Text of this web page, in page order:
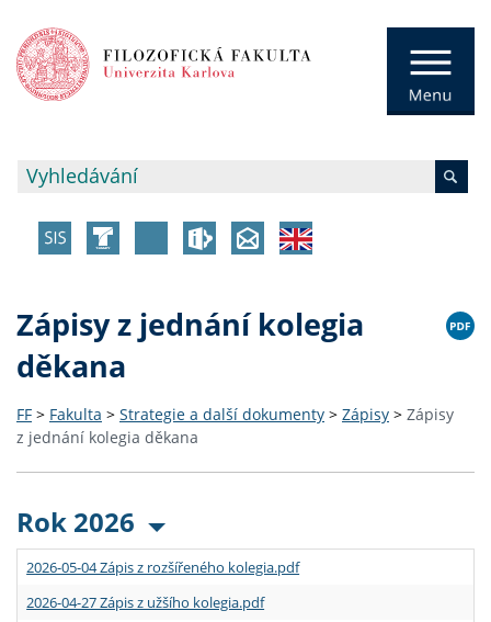
Zápisy z jednání kolegia
děkana
FF > Fakulta > Strategie a další dokumenty > Zápisy > Zápisy
z jednání kolegia děkana
Rok 2026
2026-05-04 Zápis z rozšířeného kolegia.pdf
2026-04-27 Zápis z užšího kolegia.pdf